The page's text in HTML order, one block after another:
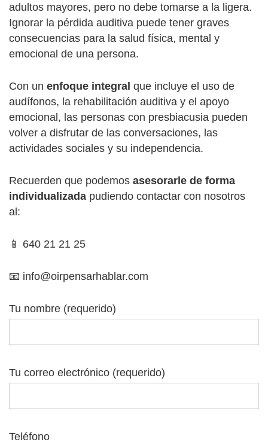
adultos mayores, pero no debe tomarse a la ligera.
Ignorar la pérdida auditiva puede tener graves
consecuencias para la salud física, mental y
emocional de una persona.
Con un enfoque integral que incluye el uso de
audífonos, la rehabilitación auditiva y el apoyo
emocional, las personas con presbiacusia pueden
volver a disfrutar de las conversaciones, las
actividades sociales y su independencia.
Recuerden que podemos asesorarle de forma
individualizada pudiendo contactar con nosotros
al:
📱 640 21 21 25
📧 info@oirpensarhablar.com
Tu nombre (requerido)
Tu correo electrónico (requerido)
Teléfono